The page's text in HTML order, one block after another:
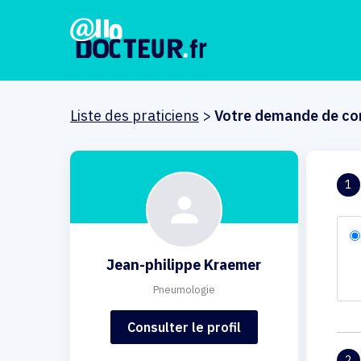
Liste des praticiens > Votre demande de
Jean-philippe Kraemer
Pneumologie
Consulter le profil
1